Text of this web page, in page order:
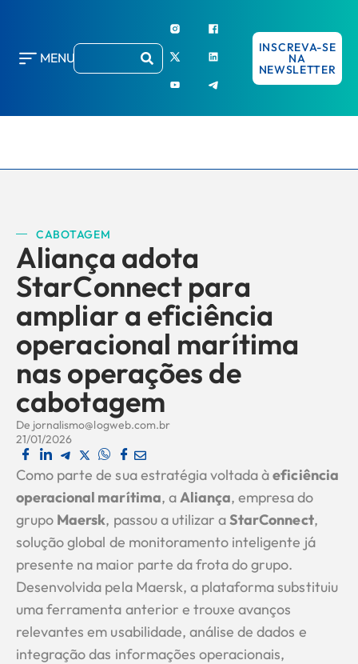
MENU
INSCREVA-SE
NA
NEWSLETTER
CABOTAGEM
Aliança adota
StarConnect para
ampliar a eficiência
operacional marítima
nas operações de
cabotagem
De jornalismo@logweb.com.br
21/01/2026
Como parte de sua estratégia voltada àeficiência
operacional marítima, aAliança, empresa do
grupo Maersk, passou a utilizar aStarConnect,
solução global de monitoramento inteligente já
presente na maior parte da frota do grupo.
Desenvolvida pela Maersk, a plataforma substituiu
uma ferramenta anterior e trouxe avanços
relevantes em usabilidade, análise de dados e
integração das informações operacionais,